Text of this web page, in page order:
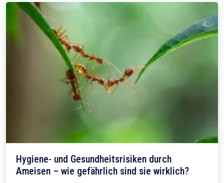
Hygiene- und Gesundheitsrisiken durch
Ameisen – wie gefährlich sind sie wirklich?